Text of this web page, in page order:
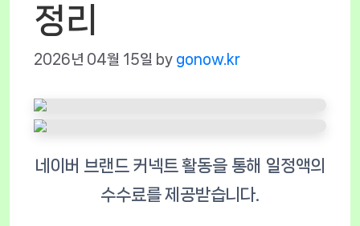
정리
2026년 04월 15일 by gonow.kr